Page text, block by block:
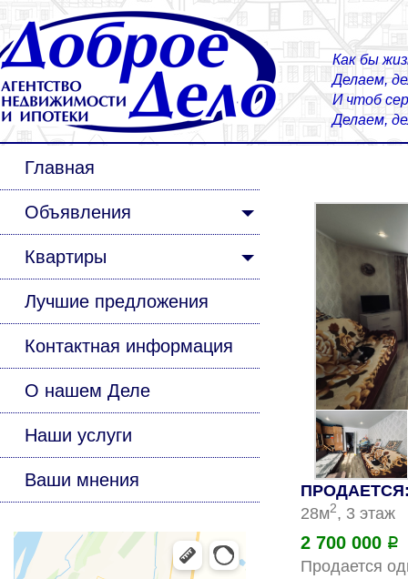
Как бы
Делаем,
И чтоб
Делаем,
Главная
Объявления
Квартиры
Лучшие предложения
Контактная информация
О нашем Деле
Наши услуги
Ваши мнения
ПРОДАЕТСЯ:
28м2, 3 этаж
2 700 000 Р
Продается